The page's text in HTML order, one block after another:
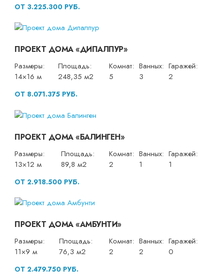
ОТ 3.225.300 РУБ.
ПРОЕКТ ДОМА «ДИПАЛПУР»
Размеры:
14×16 м
Площадь:
248,35 м2
Комнат:
5
Ванных:
3
Гаражей:
2
ОТ 8.071.375 РУБ.
ПРОЕКТ ДОМА «БАЛИНГЕН»
Размеры:
13×12 м
Площадь:
89,8 м2
Комнат:
2
Ванных:
1
Гаражей:
1
ОТ 2.918.500 РУБ.
ПРОЕКТ ДОМА «АМБУНТИ»
Размеры:
11×9 м
Площадь:
76,3 м2
Комнат:
2
Ванных:
2
Гаражей:
0
ОТ 2.479.750 РУБ.